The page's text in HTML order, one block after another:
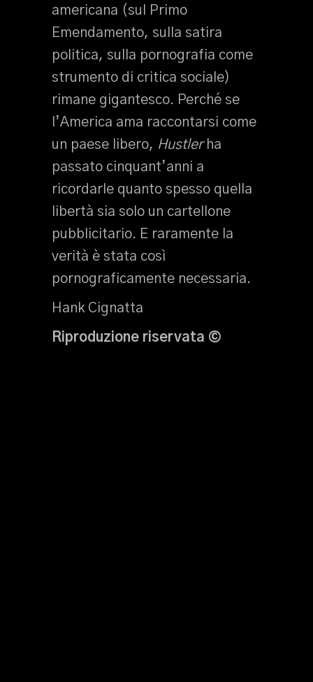
americana (sul Primo
Emendamento, sulla satira
politica, sulla pornografia come
strumento di critica sociale)
rimane gigantesco. Perché se
l’America ama raccontarsi come
un paese libero, Hustlerha
passato cinquant’anni a
ricordarle quanto spesso quella
libertà sia solo un cartellone
pubblicitario. E raramente la
verità è stata così
pornograficamente necessaria.
Hank Cignatta
Riproduzione riservata ©